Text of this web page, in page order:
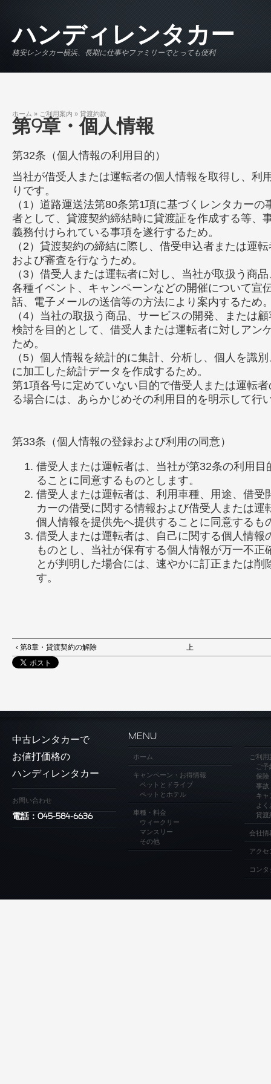
ハンディレンタカー
格安レンタカー横浜、長期に仕事やファミリーでとっても便利
現在地
ホーム » ご利用案内 » 貸渡約款
第9章・個人情報
第32条（個人情報の利用目的）
当社が借受人または運転者の個人情報を取得し、利
りです。
（1）道路運送法第80条第1項に基づくレンタカー
者として、貸渡契約締結時に貸渡証を作成する等、
義務付けられている事項を遂行するため。
（2）貸渡契約の締結に際し、借受申込者または運
および審査を行なうため。
（3）借受人または運転者に対し、当社が取扱う商
各種イベント、キャンペーンなどの開催について宣
話、電子メールの送信等の方法により案内するため
（4）当社の取扱う商品、サービスの開発、または
検討を目的として、借受人または運転者に対しアン
ため。
（5）個人情報を統計的に集計、分析し、個人を識
に加工した統計データを作成するため。
第1項各号に定めていない目的で借受人または運転
る場合には、あらかじめその利用目的を明示して行
第33条（個人情報の登録および利用の同意）
借受人または運転者は、当社が第32条の利用目
ることに同意するものとします。
借受人または運転者は、利用車種、用途、借受
カーの借受に関する情報および借受人または運
個人情報を提供先へ提供することに同意するも
借受人または運転者は、自己に関する個人情報
ものとし、当社が保有する個人情報が万一不正
とが判明した場合には、速やかに訂正または削
す。
‹ 第8章・貸渡契約の解除 上
中古レンタカーで
お値打価格の
ハンディレンタカー
お問い合わせ
電話：045-584-6636
MENU
ホーム
キャンペーン・お得情報
ペットとドライブ
ペットとホテル
車種・料金
ウィークリー
マンスリー
その他
ご利
ご
保険
事故
キャ
よ
貸渡
会社情
アクセ
コンタ